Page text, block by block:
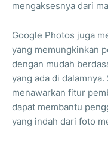
mengaksesnya dari
Google Photos juga
yang memungkinkan
dengan mudah
yang ada di
menawarkan fitur
dapat membantu
yang indah dari foto